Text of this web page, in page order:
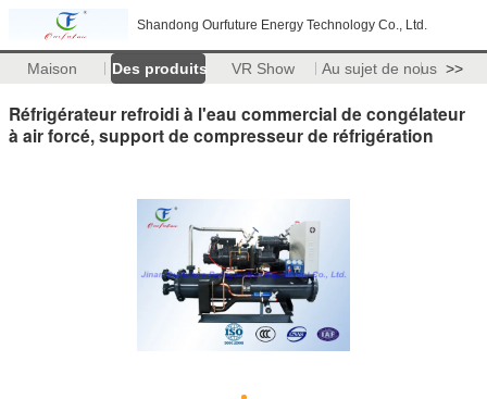
Shandong Ourfuture Energy Technology Co., Ltd.
Maison Des produits VR Show Au sujet de nous >>
Réfrigérateur refroidi à l'eau commercial de congélateur
à air forcé, support de compresseur de réfrigération